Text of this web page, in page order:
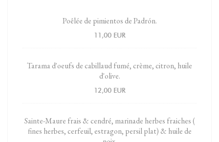
Poêlée de pimientos de Padrón.
11,00 EUR
Tarama d'oeufs de cabillaud fumé, crème, citron, huile
d'olive.
12,00 EUR
Sainte-Maure frais & cendré, marinade herbes fraiches (
fines herbes, cerfeuil, estragon, persil plat) & huile de